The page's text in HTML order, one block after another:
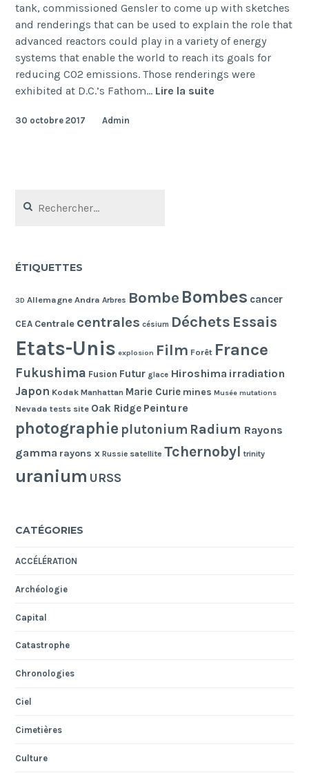
tank, commissioned Gensler to come up with sketches
and renderings that can be used to explain the role that
advanced reactors could play in a variety of energy
systems that enable the world to reach its goals for
reducing CO2 emissions. Those renderings were
exhibited at D.C.’s Fathom… Lire la suite
30 octobre 2017 Admin
ÉTIQUETTES
3D Allemagne Andra Arbres Bombe Bombes cancer
CEA Centrale centrales césium Déchets Essais
Etats-Unis explosion Film Forêt France
Fukushima Fusion Futur glace Hiroshima irradiation
Japon Kodak Manhattan Marie Curie mines Musée mutations
Nevada tests site Oak Ridge Peinture
photographie plutonium Radium Rayons
gamma rayons x Russie satellite Tchernobyl trinity
uranium URSS
CATÉGORIES
ACCÉLÉRATION
Archéologie
Capital
Catastrophe
Chronologies
Ciel
Cimetières
Culture